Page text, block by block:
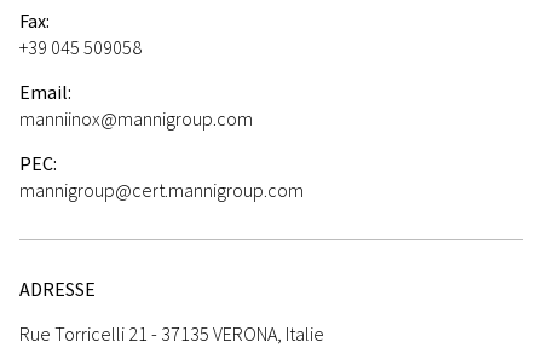
Fax:
+39 045 509058
Email:
manniinox@mannigroup.com
PEC:
mannigroup@cert.mannigroup.com
ADRESSE
Rue Torricelli 21 - 37135 VERONA, Italie